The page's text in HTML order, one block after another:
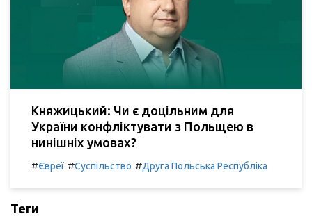
Княжицький: Чи є доцільним для
України конфліктувати з Польщею в
нинішніх умовах?
#Євреї #Суспільство #Друга Польська Республіка
Теги